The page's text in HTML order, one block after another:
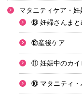
マタニティケア・妊
⑬ 妊婦さんまと
⑫産後ケア
⑪ 妊娠中のカイ
⑩ マタニティ・